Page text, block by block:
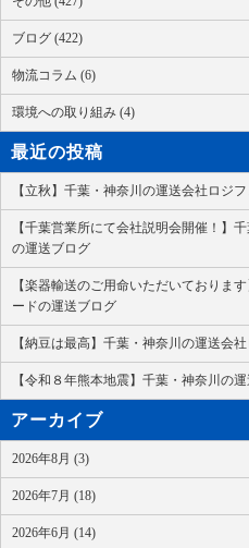
ブログ (422)
物流コラム (6)
環境への取り組み (4)
最近の投稿
【立秋】千葉・神奈川の運送会社ロジ
【千葉営業所にて会社説明会開催！】
の運送ブログ
【楽器輸送のご用命いただいておりま
ードの運送ブログ
【納豆は最高】千葉・神奈川の運送会
【令和８年熊本地震】千葉・神奈川の
アーカイブ
2026年8月 (3)
2026年7月 (18)
2026年6月 (14)